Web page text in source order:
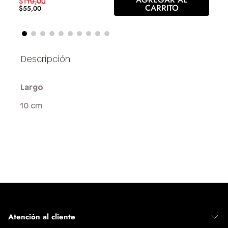
$55,00 CARRITO
Largo
10 cm
Atención al cliente